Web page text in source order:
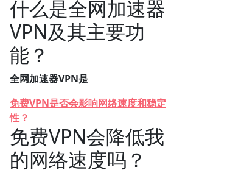
什么是全网加速器
VPN及其主要功
能？
全网加速器VPN是
免费VPN是否会影响网络速度和稳定
性？
免费VPN会降低我
的网络速度吗？